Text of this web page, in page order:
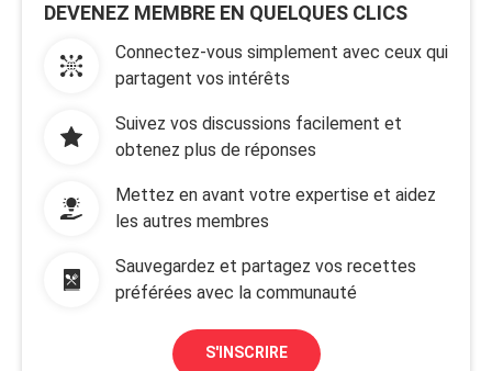
DEVENEZ MEMBRE EN QUELQUES CLICS
Connectez-vous simplement avec ceux qui
partagent vos intérêts
Suivez vos discussions facilement et
obtenez plus de réponses
Mettez en avant votre expertise et aidez
les autres membres
Sauvegardez et partagez vos recettes
préférées avec la communauté
S'INSCRIRE